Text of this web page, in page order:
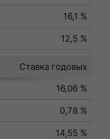
16,1 %
12,5 %
Ставка годовых
16,06 %
0,78 %
14,55 %